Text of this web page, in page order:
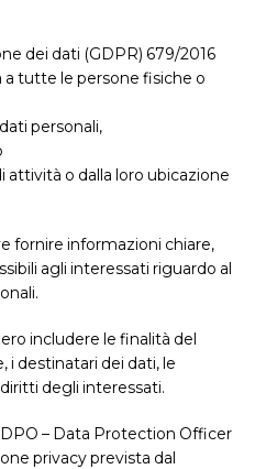
dei dati (GDPR) 679/2016
a tutte le persone fisiche o
personali,
attività o dalla loro ubicazione
fornire informazioni chiare,
agli interessati riguardo al
includere le finalità del
i destinatari dei dati, le
degli interessati.
DPO – Data Protection Officer
privacy prevista dal